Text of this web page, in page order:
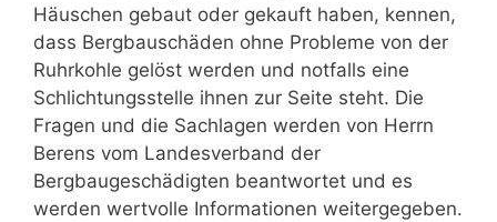
Häuschen gebaut oder gekauft haben, kennen,
dass Bergbauschäden ohne Probleme von der
Ruhrkohle gelöst werden und notfalls eine
Schlichtungsstelle ihnen zur Seite steht. Die
Fragen und die Sachlagen werden von Herrn
Berens vom Landesverband der
Bergbaugeschädigten beantwortet und es
werden wertvolle Informationen weitergegeben.